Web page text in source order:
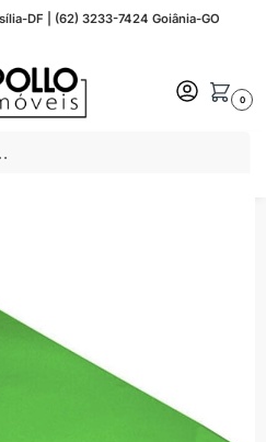
DF | (62) 3233-7424 Goiânia-GO
0